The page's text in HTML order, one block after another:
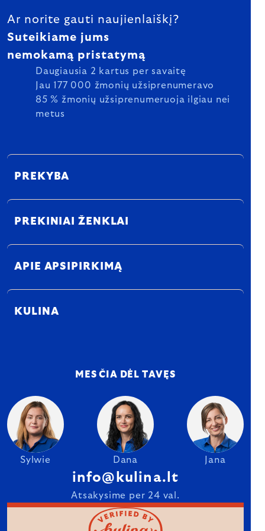
Ar norite gauti naujienlaiškį?
Suteikiame jums
nemokamą pristatymą
Daugiausia 2 kartus per savaitę
Jau 177 000 žmonių užsiprenumeravo
85 % žmonių užsiprenumeruoja ilgiau nei
metus
PREKYBA
PREKINIAI ŽENKLAI
APIE APSIPIRKIMĄ
KULINA
MES ČIA DĖL TAVĘS
Sylwie Dana Jana
info@kulina.lt
Atsakysime per 24 val.